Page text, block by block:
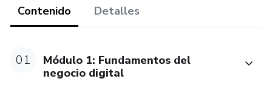
Contenido Detalles
01
Módulo 1: Fundamentos del
negocio digital